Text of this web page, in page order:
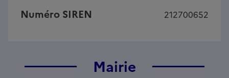
Numéro SIREN 212700652
Mairie